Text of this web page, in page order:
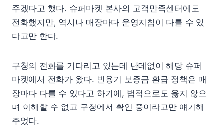
주겠다고 했다. 슈퍼마켓 본사의 고객만족센터에도
전화했지만, 역시나 매장마다 운영지침이 다를 수 있
다고만 한다.
구청의 전화를 기다리고 있는데 난데없이 해당 슈퍼
마켓에서 전화가 왔다. 빈용기 보증금 환급 정책은 매
장마다 다를 수 있다고 하기에, 법적으로도 옳지 않으
며 이해할 수 없고 구청에서 확인 중이라고만 얘기해
주었다.